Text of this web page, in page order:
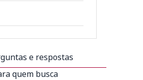
e respostas
quem busca